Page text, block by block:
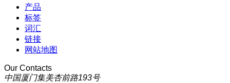
产品
标签
词汇
链接
网站地图
Our Contacts
中国厦门集美杏前路193号